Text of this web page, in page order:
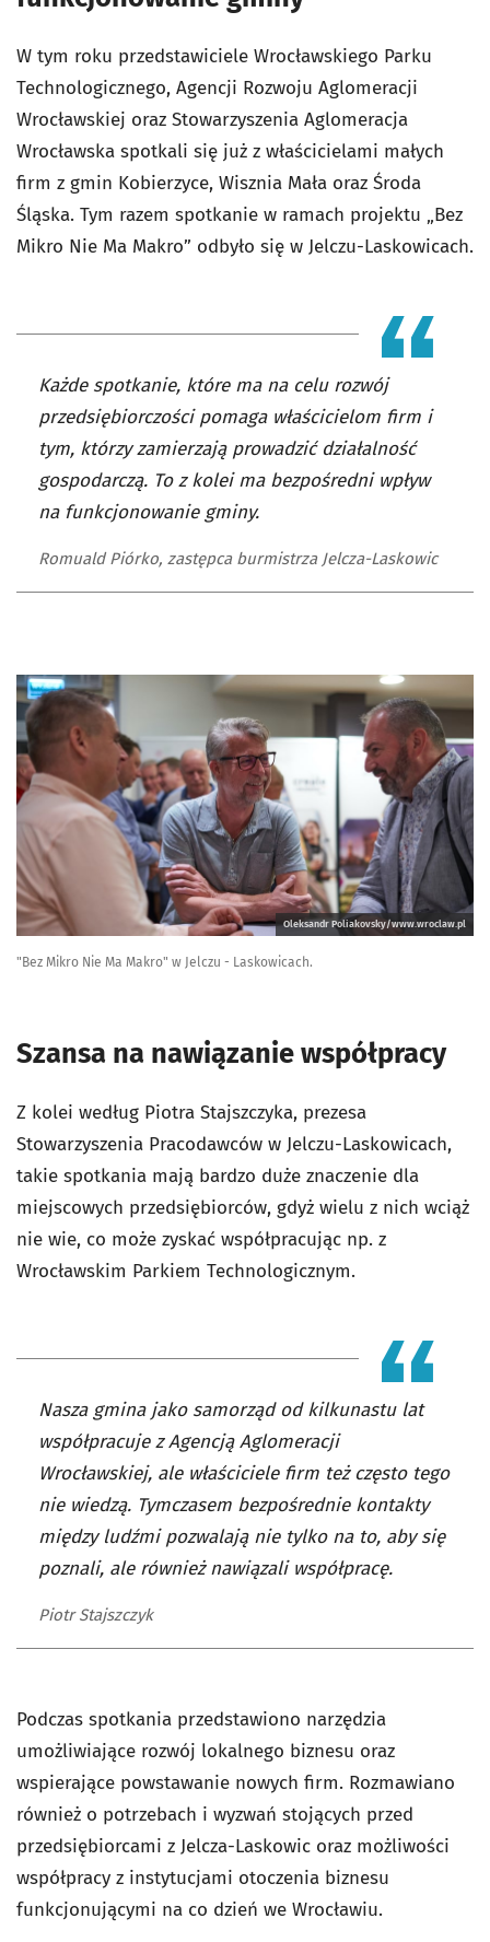
W tym roku przedstawiciele Wrocławskiego Parku
Technologicznego, Agencji Rozwoju Aglomeracji
Wrocławskiej oraz Stowarzyszenia Aglomeracja
Wrocławska spotkali się już z właścicielami małych
firm z gmin Kobierzyce, Wisznia Mała oraz Środa
Śląska. Tym razem spotkanie w ramach projektu „Bez
Mikro Nie Ma Makro” odbyło się w Jelczu-Laskowicach.
Każde spotkanie, które ma na celu rozwój
przedsiębiorczości pomaga właścicielom firm i
tym, którzy zamierzają prowadzić działalność
gospodarczą. To z kolei ma bezpośredni wpływ
na funkcjonowanie gminy.
Romuald Piórko, zastępca burmistrza Jelcza-Laskowic
Oleksandr Poliakovsky/www.wroclaw.pl
"Bez Mikro Nie Ma Makro" w Jelczu - Laskowicach.
Szansa na nawiązanie współpracy
Z kolei według Piotra Stajszczyka, prezesa
Stowarzyszenia Pracodawców w Jelczu-Laskowicach,
takie spotkania mają bardzo duże znaczenie dla
miejscowych przedsiębiorców, gdyż wielu z nich wciąż
nie wie, co może zyskać współpracując np. z
Wrocławskim Parkiem Technologicznym.
Nasza gmina jako samorząd od kilkunastu lat
współpracuje z Agencją Aglomeracji
Wrocławskiej, ale właściciele firm też często tego
nie wiedzą. Tymczasem bezpośrednie kontakty
między ludźmi pozwalają nie tylko na to, aby się
poznali, ale również nawiązali współpracę.
Piotr Stajszczyk
Podczas spotkania przedstawiono narzędzia
umożliwiające rozwój lokalnego biznesu oraz
wspierające powstawanie nowych firm. Rozmawiano
również o potrzebach i wyzwań stojących przed
przedsiębiorcami z Jelcza-Laskowic oraz możliwości
współpracy z instytucjami otoczenia biznesu
funkcjonującymi na co dzień we Wrocławiu.